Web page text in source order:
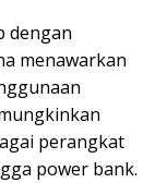
dengan
menawarkan
perangkat
power bank.